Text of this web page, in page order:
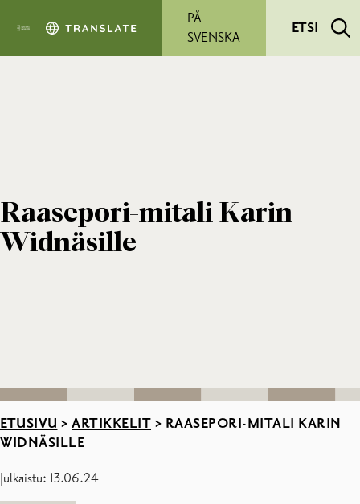
PÅ
SVENSKA
ETSI
Raasepori-mitali Karin
Widnäsille
ETUSIVU > ARTIKKELIT > RAASEPORI-MITALI KARIN
WIDNÄSILLE
Julkaistu: 13.06.24